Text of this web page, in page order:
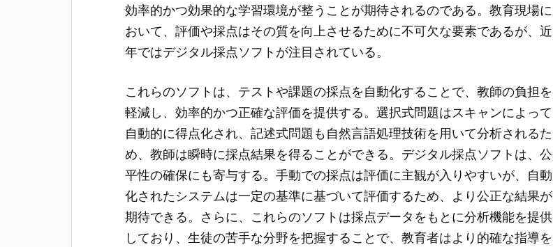
効率的かつ効果的な学習環境が整うことが期待されるのである。教育現場に
おいて、評価や採点はその質を向上させるために不可欠な要素であるが、近
年ではデジタル採点ソフトが注目されている。
これらのソフトは、テストや課題の採点を自動化することで、教師の負担を
軽減し、効率的かつ正確な評価を提供する。選択式問題はスキャンによって
自動的に得点化され、記述式問題も自然言語処理技術を用いて分析されるた
め、教師は瞬時に採点結果を得ることができる。デジタル採点ソフトは、公
平性の確保にも寄与する。手動での採点は評価に主観が入りやすいが、自動
化されたシステムは一定の基準に基づいて評価するため、より公正な結果が
期待できる。さらに、これらのソフトは採点データをもとに分析機能を提供
しており、生徒の苦手な分野を把握することで、教育者はより的確な指導を